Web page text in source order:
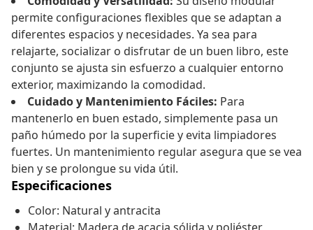
permite configuraciones flexibles que se adaptan a
diferentes espacios y necesidades. Ya sea para
relajarte, socializar o disfrutar de un buen libro, este
conjunto se ajusta sin esfuerzo a cualquier entorno
exterior, maximizando la comodidad.
Cuidado y Mantenimiento Fáciles: Para
mantenerlo en buen estado, simplemente pasa un
paño húmedo por la superficie y evita limpiadores
fuertes. Un mantenimiento regular asegura que se vea
bien y se prolongue su vida útil.
Especificaciones
Color: Natural y antracita